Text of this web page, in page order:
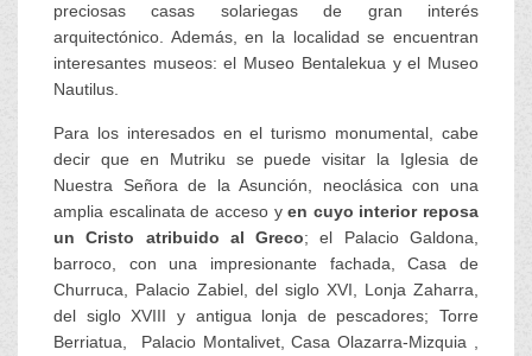
preciosas casas solariegas de gran interés
arquitectónico. Además, en la localidad se encuentran
interesantes museos: el Museo Bentalekua y el Museo
Nautilus.
Para los interesados en el turismo monumental, cabe
decir que en Mutriku se puede visitar la Iglesia de
Nuestra Señora de la Asunción, neoclásica con una
amplia escalinata de acceso yen cuyo interior reposa
un Cristo atribuido al Greco; el Palacio Galdona,
barroco, con una impresionante fachada, Casa de
Churruca, Palacio Zabiel, del siglo XVI, Lonja Zaharra,
del siglo XVIII y antigua lonja de pescadores; Torre
Berriatua, Palacio Montalivet, Casa Olazarra-Mizquia ,